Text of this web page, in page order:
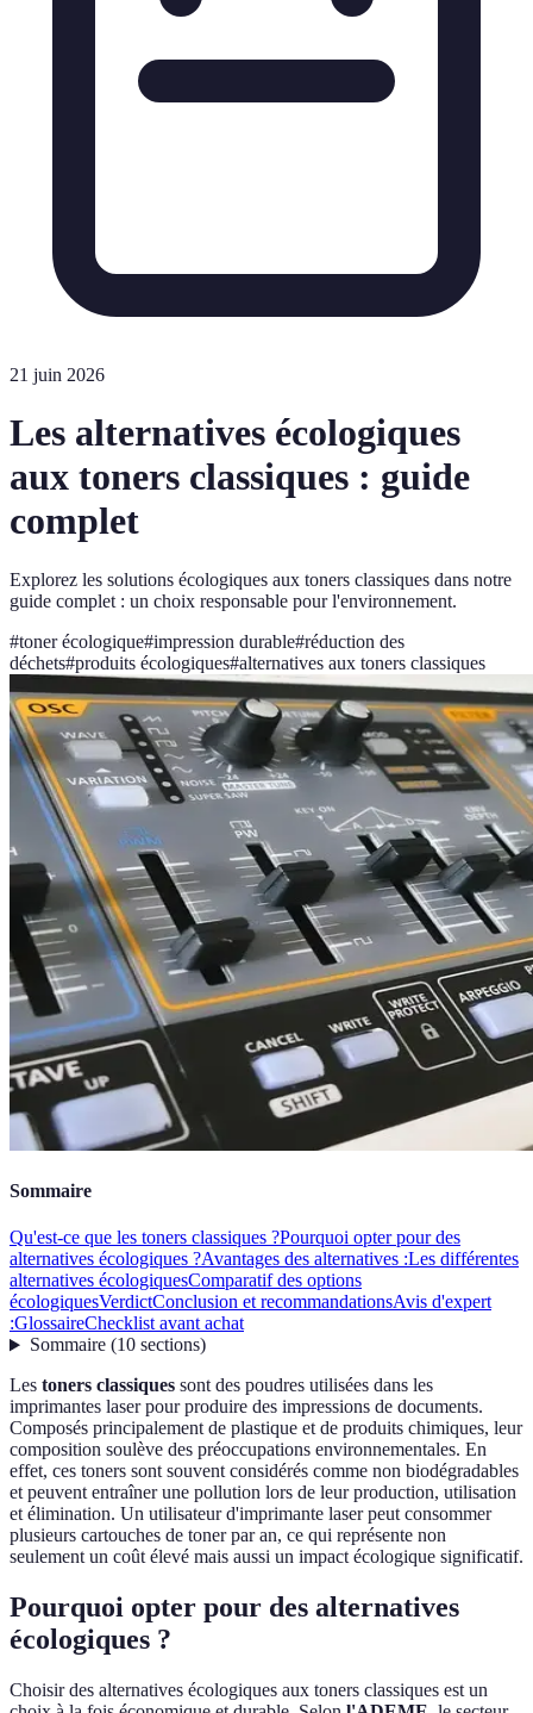
21 juin 2026
Les alternatives écologiques
aux toners classiques : guide
complet
Explorez les solutions écologiques aux toners classiques dans notre
guide complet : un choix responsable pour l'environnement.
#toner écologique#impression durable#réduction des
déchets#produits écologiques#alternatives aux toners classiques
Sommaire
Qu'est-ce que les toners classiques ?Pourquoi opter pour des
alternatives écologiques ?Avantages des alternatives :Les différentes
alternatives écologiquesComparatif des options
écologiquesVerdictConclusion et recommandationsAvis d'expert
:GlossaireChecklist avant achat
Sommaire(10 sections)
Les toners classiques sont des poudres utilisées dans les
imprimantes laser pour produire des impressions de documents.
Composés principalement de plastique et de produits chimiques, leur
composition soulève des préoccupations environnementales. En
effet, ces toners sont souvent considérés comme non biodégradables
et peuvent entraîner une pollution lors de leur production, utilisation
et élimination. Un utilisateur d'imprimante laser peut consommer
plusieurs cartouches de toner par an, ce qui représente non
seulement un coût élevé mais aussi un impact écologique significatif.
Pourquoi opter pour des alternatives
écologiques ?
Choisir des alternatives écologiques aux toners classiques est un